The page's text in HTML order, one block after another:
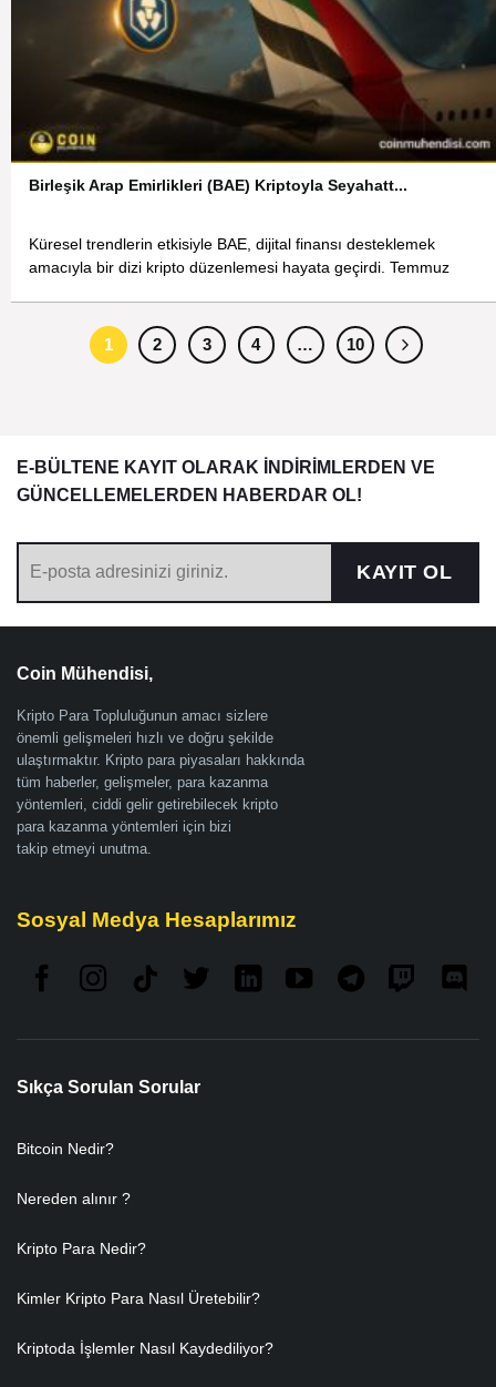
Birleşik Arap Emirlikleri (BAE) Kriptoyla Seyahatt...
Küresel trendlerin etkisiyle BAE, dijital finansı desteklemek
amacıyla bir dizi kripto düzenlemesi hayata geçirdi. Temmuz
1 2 3 4 … 10
E-BÜLTENE KAYIT OLARAK İNDİRİMLERDEN VE
GÜNCELLEMELERDEN HABERDAR OL!
KAYIT OL
Coin Mühendisi,
Kripto Para Topluluğunun amacı sizlere
önemli gelişmeleri hızlı ve doğru şekilde
ulaştırmaktır. Kripto para piyasaları hakkında
tüm haberler, gelişmeler, para kazanma
yöntemleri, ciddi gelir getirebilecek kripto
para kazanma yöntemleri için bizi
takip etmeyi unutma.
Sosyal Medya Hesaplarımız
Sıkça Sorulan Sorular
Bitcoin Nedir?
Nereden alınır ?
Kripto Para Nedir?
Kimler Kripto Para Nasıl Üretebilir?
Kriptoda İşlemler Nasıl Kaydediliyor?